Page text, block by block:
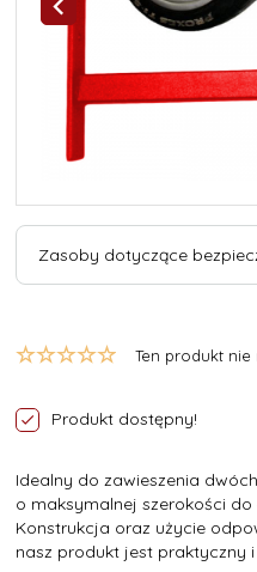
Zasoby dotyczące
Ten produkt nie
Produkt dostępny!
Idealny do zawieszenia
o maksymalnej szerokości do
Konstrukcja oraz użycie
nasz produkt jest praktyczny i